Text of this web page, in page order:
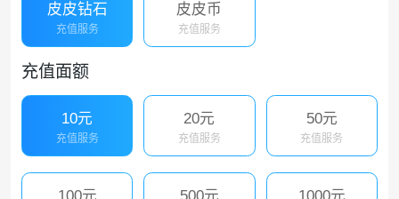
皮皮钻石
充值服务
皮皮币
充值服务
充值面额
10元
充值服务
20元
充值服务
50元
充值服务